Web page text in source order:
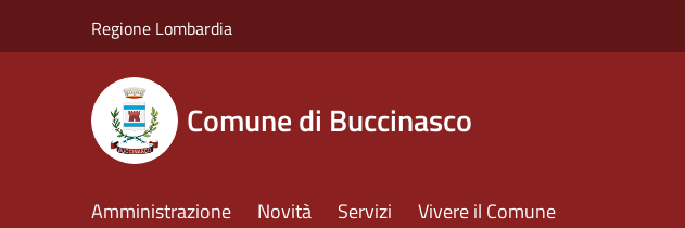
Regione Lombardia
Comune di Buccinasco
Amministrazione Novità Servizi Vivere il Comune